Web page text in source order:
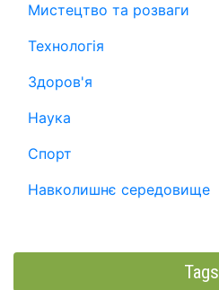
Мистецтво та розваги
Технологія
Здоров'я
Наука
Спорт
Навколишнє середовище
Tags